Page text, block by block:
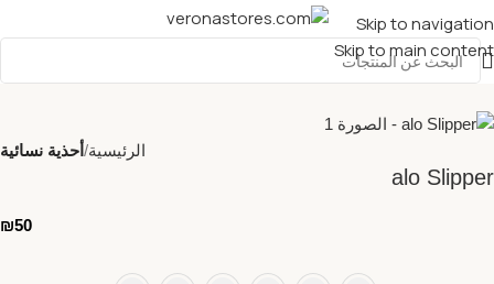
Skip to navigation
Skip to main content
الرئيسية أحذية نسائية
alo Slipper
₪50